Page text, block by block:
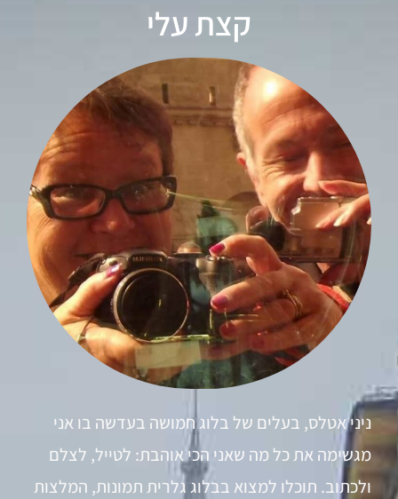
קצת עלי
ניני אטלס, בעלים של בלוג חמושה בעדשה בו אני
מגשימה את כל מה שאני הכי אוהבת: לטייל, לצלם
ולכתוב. תוכלו למצוא בבלוג גלרית תמונות, המלצות